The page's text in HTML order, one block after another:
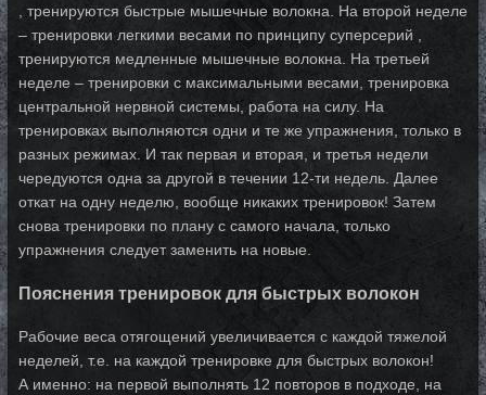
, тренируются быстрые мышечные волокна. На второй неделе
– тренировки легкими весами по принципу суперсерий ,
тренируются медленные мышечные волокна. На третьей
неделе – тренировки с максимальными весами, тренировка
центральной нервной системы, работа на силу. На
тренировках выполняются одни и те же упражнения, только в
разных режимах. И так первая и вторая, и третья недели
чередуются одна за другой в течении 12-ти недель. Далее
откат на одну неделю, вообще никаких тренировок! Затем
снова тренировки по плану с самого начала, только
упражнения следует заменить на новые.
Пояснения тренировок для быстрых волокон
Рабочие веса отягощений увеличивается с каждой тяжелой
неделей, т.е. на каждой тренировке для быстрых волокон!
А именно: на первой выполнять 12 повторов в подходе, на